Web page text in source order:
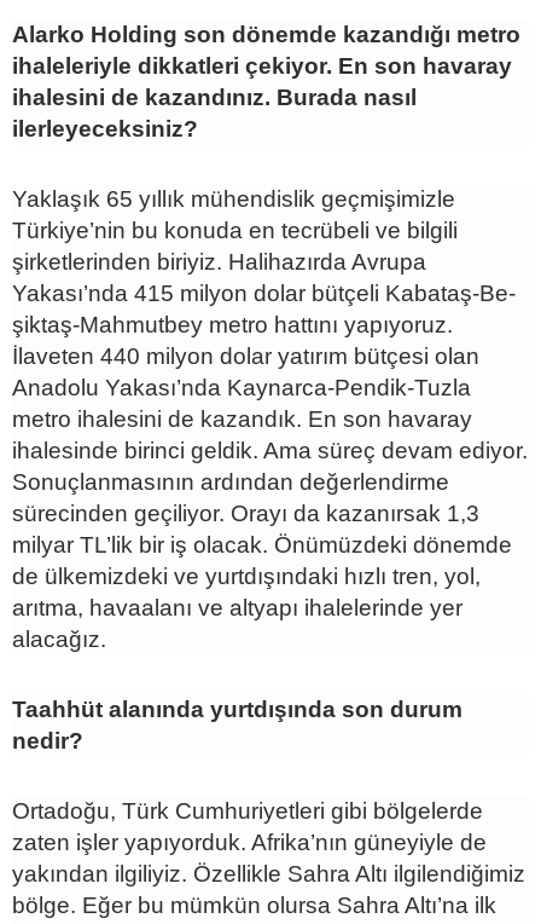
Alarko Holding son dönemde kazandığı metro
ihaleleriyle dikkatleri çekiyor. En son havaray
ihalesini de kazandınız. Burada nasıl
ilerleyeceksiniz?
Yaklaşık 65 yıllık mühendislik geçmişimizle
Türkiye’nin bu konuda en tecrübeli ve bilgili
şirketlerinden biriyiz. Halihazırda Avrupa
Yakası’nda 415 milyon dolar bütçeli Kabataş-Be-
şiktaş-Mahmutbey metro hattını yapıyoruz.
İlaveten 440 milyon dolar yatırım bütçesi olan
Anadolu Yakası’nda Kaynarca-Pendik-Tuzla
metro ihalesini de kazandık. En son havaray
ihalesinde birinci geldik. Ama süreç devam ediyor.
Sonuçlanmasının ardından değerlendirme
sürecinden geçiliyor. Orayı da kazanırsak 1,3
milyar TL’lik bir iş olacak. Önümüzdeki dönemde
de ülkemizdeki ve yurtdışındaki hızlı tren, yol,
arıtma, havaalanı ve altyapı ihalelerinde yer
alacağız.
Taahhüt alanında yurtdışında son durum
nedir?
Ortadoğu, Türk Cumhuriyetleri gibi bölgelerde
zaten işler yapıyorduk. Afrika’nın güneyiyle de
yakından ilgiliyiz. Özellikle Sahra Altı ilgilendiğimiz
bölge. Eğer bu mümkün olursa Sahra Altı’na ilk